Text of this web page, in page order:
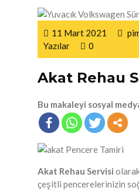
11 Mart 2021
Yazılar
0
Akat Rehau
Bu makaleyi sosyal
Akat Rehau Servisi
çeşitli pencerelerinizin